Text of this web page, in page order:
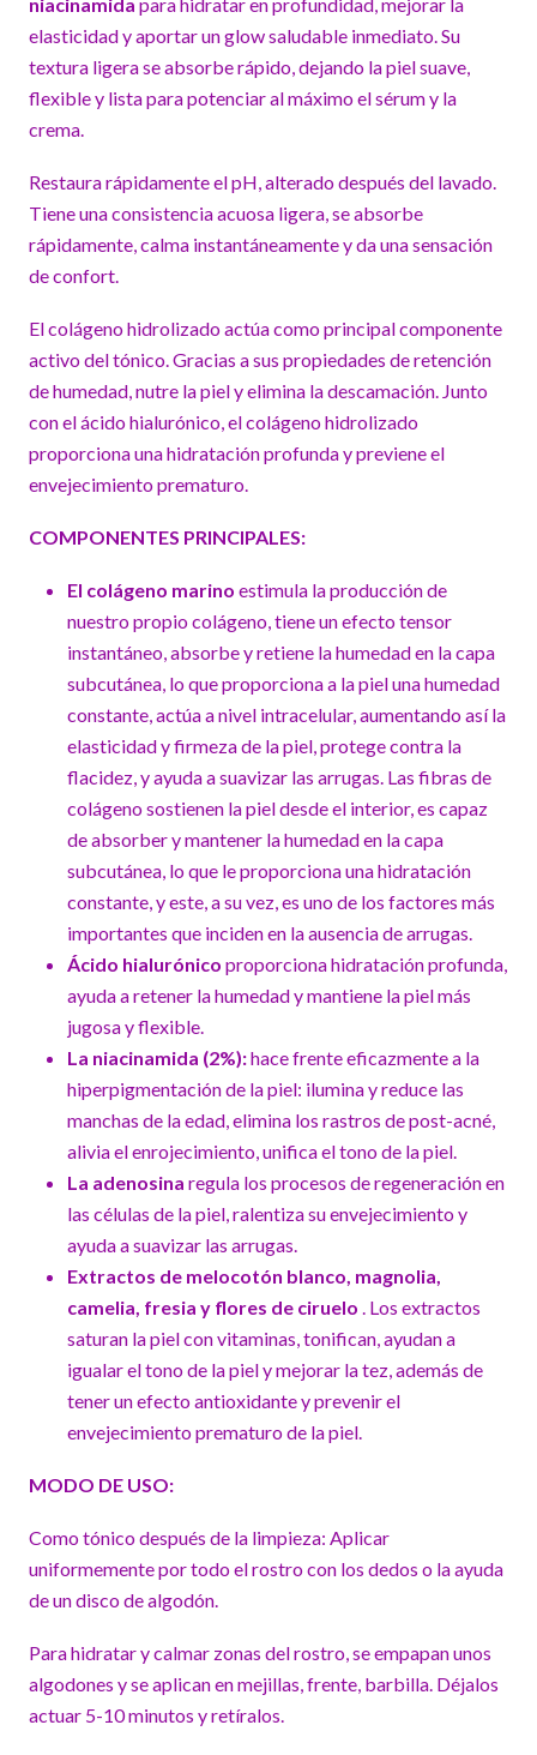
elasticidad y aportar un glow saludable inmediato. Su
textura ligera se absorbe rápido, dejando la piel suave,
flexible y lista para potenciar al máximo el sérum y la
crema.
Restaura rápidamente el pH, alterado después del lavado.
Tiene una consistencia acuosa ligera, se absorbe
rápidamente, calma instantáneamente y da una sensación
de confort.
El colágeno hidrolizado actúa como principal componente
activo del tónico. Gracias a sus propiedades de retención
de humedad, nutre la piel y elimina la descamación. Junto
con el ácido hialurónico, el colágeno hidrolizado
proporciona una hidratación profunda y previene el
envejecimiento prematuro.
COMPONENTES PRINCIPALES:
El colágeno marino estimula la producción de
nuestro propio colágeno, tiene un efecto tensor
instantáneo, absorbe y retiene la humedad en la capa
subcutánea, lo que proporciona a la piel una humedad
constante, actúa a nivel intracelular, aumentando así la
elasticidad y firmeza de la piel, protege contra la
flacidez, y ayuda a suavizar las arrugas. Las fibras de
colágeno sostienen la piel desde el interior, es capaz
de absorber y mantener la humedad en la capa
subcutánea, lo que le proporciona una hidratación
constante, y este, a su vez, es uno de los factores más
importantes que inciden en la ausencia de arrugas.
Ácido hialurónico proporciona hidratación profunda,
ayuda a retener la humedad y mantiene la piel más
jugosa y flexible.
La niacinamida (2%):hace frente eficazmente a la
hiperpigmentación de la piel: ilumina y reduce las
manchas de la edad, elimina los rastros de post-acné,
alivia el enrojecimiento, unifica el tono de la piel.
La adenosina regula los procesos de regeneración en
las células de la piel, ralentiza su envejecimiento y
ayuda a suavizar las arrugas.
Extractos de melocotón blanco, magnolia,
camelia, fresia y flores de ciruelo . Los extractos
saturan la piel con vitaminas, tonifican, ayudan a
igualar el tono de la piel y mejorar la tez, además de
tener un efecto antioxidante y prevenir el
envejecimiento prematuro de la piel.
MODO DE USO:
Como tónico después de la limpieza: Aplicar
uniformemente por todo el rostro con los dedos o la ayuda
de un disco de algodón.
Para hidratar y calmar zonas del rostro, se empapan unos
algodones y se aplican en mejillas, frente, barbilla. Déjalos
actuar 5-10 minutos y retíralos.